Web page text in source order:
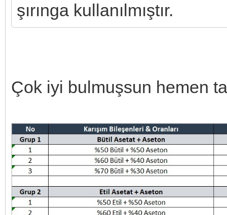
şırınga kullanılmıştır.
Çok iyi bulmuşsun hemen